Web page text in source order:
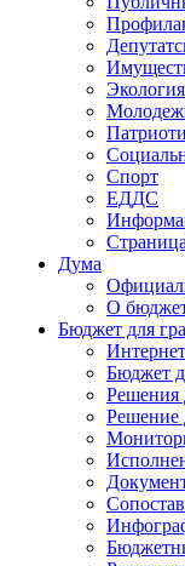
Экология
Спорт
ЕДДС
Дума
О
Бюджет для
Бюджет
Решение